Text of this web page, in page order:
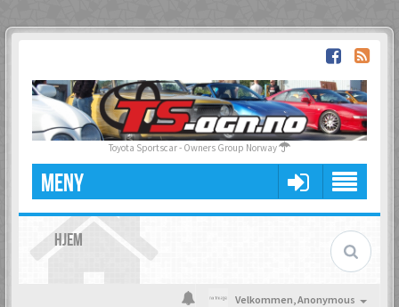
Toyota Sportscar - Owners Group Norway
MENY
HJEM
Velkommen,Anonymous